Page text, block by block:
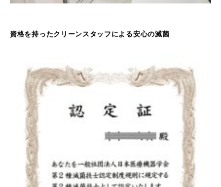
資格を持ったクリーンスタッフによる安心の滅菌